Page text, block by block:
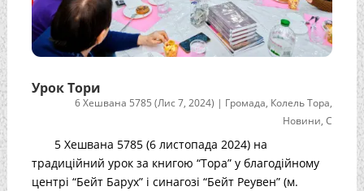
Урок Тори
6 Хешвана 5785 (Лис 7, 2024) | Громада, Колель Тора,
Новини,С
5 Хешвана 5785 (6 листопада 2024) на
традиційний урок за книгою “Тора” у благодійному
центрі “Бейт Барух” і синагозі “Бейт Реувен” (м.